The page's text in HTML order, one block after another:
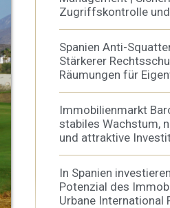
Zugriffskontrolle
Spanien Anti-
Stärkerer
Räumungen für
Immobilienmarkt
stabiles Wachstum,
und attraktive
In Spanien
Potenzial des
Urbane International
aktiv
Der